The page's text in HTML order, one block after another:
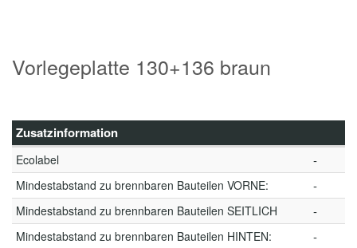
Vorlegeplatte 130+136 braun
Zusatzinformation
Ecolabel -
Mindestabstand zu brennbaren Bauteilen VORNE: -
Mindestabstand zu brennbaren Bauteilen SEITLICH -
Mindestabstand zu brennbaren Bauteilen HINTEN: -